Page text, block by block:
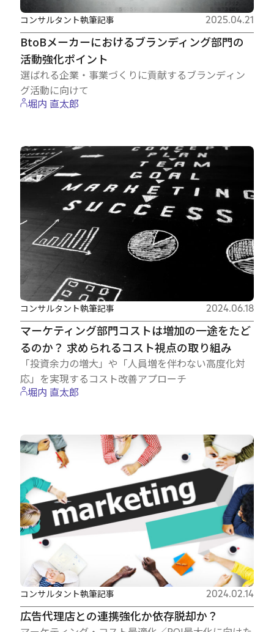
BtoBメーカーにおけるブランディング部門の
活動強化ポイント
選ばれる企業・事業づくりに貢献するブランディン
グ活動に向けて
コンサルタント執筆記事 2025.04.21
堀内 直太郎
マーケティング部門コストは増加の一途をたど
るのか？ 求められるコスト視点の取り組み
「投資余力の増大」や「人員増を伴わない高度化対
応」を実現するコスト改善アプローチ
コンサルタント執筆記事 2024.06.18
堀内 直太郎
広告代理店との連携強化か依存脱却か？
コンサルタント執筆記事 2024.02.14